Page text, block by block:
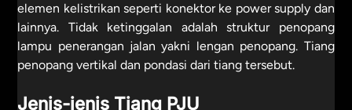
elemen kelistrikan seperti konektor ke power supply dan
lainnya. Tidak ketinggalan adalah struktur penopang
lampu penerangan jalan yakni lengan penopang. Tiang
penopang vertikal dan pondasi dari tiang tersebut.
Jenis-jenis Tiang PJU